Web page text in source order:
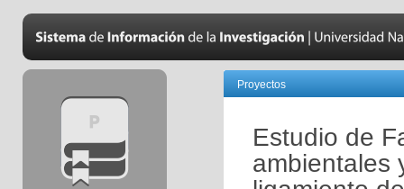
Proyectos
Estudio de
ambientales